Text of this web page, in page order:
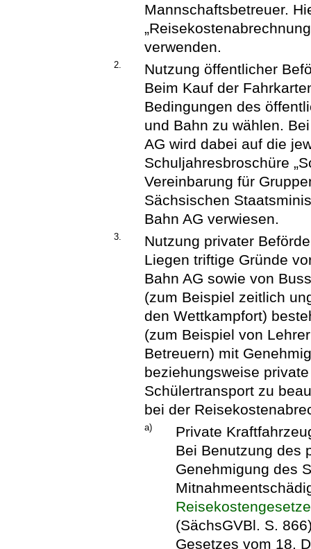
Mannschaftsbetreuer.
verwenden.
2.
Nutzung öffentlicher
Beim Kauf der
Bedingungen des
und Bahn zu wählen.
AG wird dabei auf die
Schuljahresbroschüre
Vereinbarung für
Sächsischen
Bahn AG verwiesen.
3.
Nutzung privater
Liegen triftige Gründe
Bahn AG sowie von
(zum Beispiel zeitlich
den Wettkampfort)
(zum Beispiel von
Betreuern) mit
beziehungsweise
Schülertransport zu
bei der
a)
Private
Bei Benutzung des
Genehmigung des
(SächsGVBl. S.
Gesetzes vom 18.